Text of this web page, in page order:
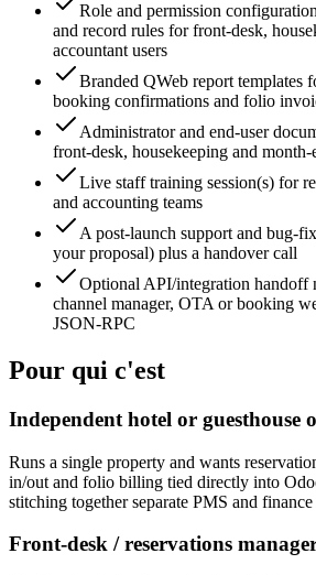
Role and permission
and record rules for front-desk,
accountant users
Branded QWeb report templates
booking confirmations and folio
Administrator and end-user
front-desk, housekeeping and
Live staff training session(s) for
and accounting teams
A post-launch support and bug-
your proposal) plus a handover call
Optional API/integration handoff
channel manager, OTA or booking
JSON-RPC
Pour qui c'est
Independent hotel or guesthouse
Runs a single property and wants
in/out and folio billing tied directly into
stitching together separate PMS and finance
Front-desk / reservations